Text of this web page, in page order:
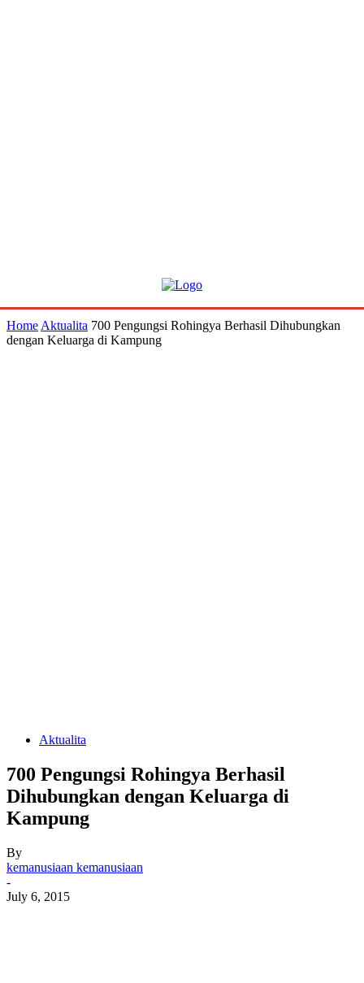
Home Aktualita 700 Pengungsi Rohingya Berhasil Dihubungkan
dengan Keluarga di Kampung
Aktualita
700 Pengungsi Rohingya Berhasil
Dihubungkan dengan Keluarga di
Kampung
By
kemanusiaan kemanusiaan
-
July 6, 2015